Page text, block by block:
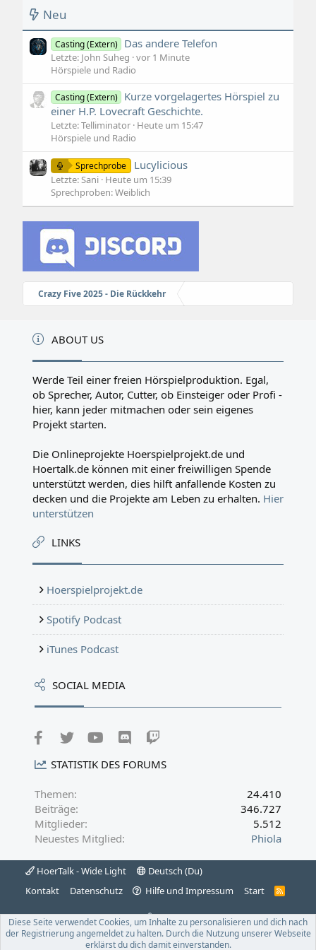
Neu
Casting (Extern) Das andere Telefon
Letzte: John Suheg vor 1 Minute
Hörspiele und Radio
Casting (Extern)
Kurze vorgelagertes Hörspiel zu
einer H.P. Lovecraft Geschichte.
Letzte: Telliminator Heute um 15:47
Hörspiele und Radio
Sprechprobe Lucylicious
Letzte: Sani Heute um 15:39
Sprechproben: Weiblich
Crazy Five 2025 - Die Rückkehr
ABOUT US
Werde Teil einer freien Hörspielproduktion. Egal,
ob Sprecher, Autor, Cutter, ob Einsteiger oder Profi -
hier, kann jeder mitmachen oder sein eigenes
Projekt starten.
Die Onlineprojekte Hoerspielprojekt.de und
Hoertalk.de können mit einer freiwilligen Spende
unterstützt werden, dies hilft anfallende Kosten zu
decken und die Projekte am Leben zu erhalten. Hier
unterstützen
LINKS
Hoerspielprojekt.de
Spotify Podcast
iTunes Podcast
SOCIAL MEDIA
FacebookTwitter youtubeDiscord
STATISTIK DES FORUMS
Themen
24.410
Beiträge
346.727
Mitglieder
5.512
Neuestes Mitglied
Phiola
HoerTalk - Wide Light
Deutsch (Du)
Kontakt
Datenschutz Hilfe und Impressum Start
R
Community platform by XenForo® © 2010-2022 XenForo Ltd.|Xenforo
Theme© by ©XenTR|Xenforo Theme© by ©XenTR
Website is usingUltimate Staff Page created by StylesFactory
Diese Seite verwendet Cookies, um Inhalte zu personalisieren und dich nach
der Registrierung angemeldet zu halten. Durch die Nutzung unserer Webseite
erklärst du dich damit einverstanden.